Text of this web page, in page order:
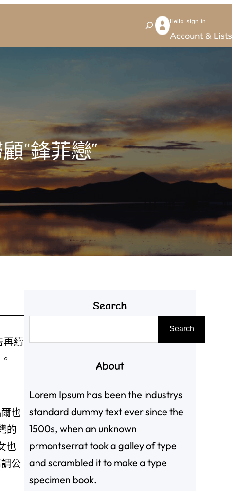
S
e
Hello sign in
Account & Lists
“鋒菲戀”
再續
也
的
也
公
Search
尋
Search
About
Lorem Ipsum has been the industrys
standard dummy text ever since the
1500s, when an unknown
prmontserrat took a galley of type
and scrambled it to make a type
specimen book.